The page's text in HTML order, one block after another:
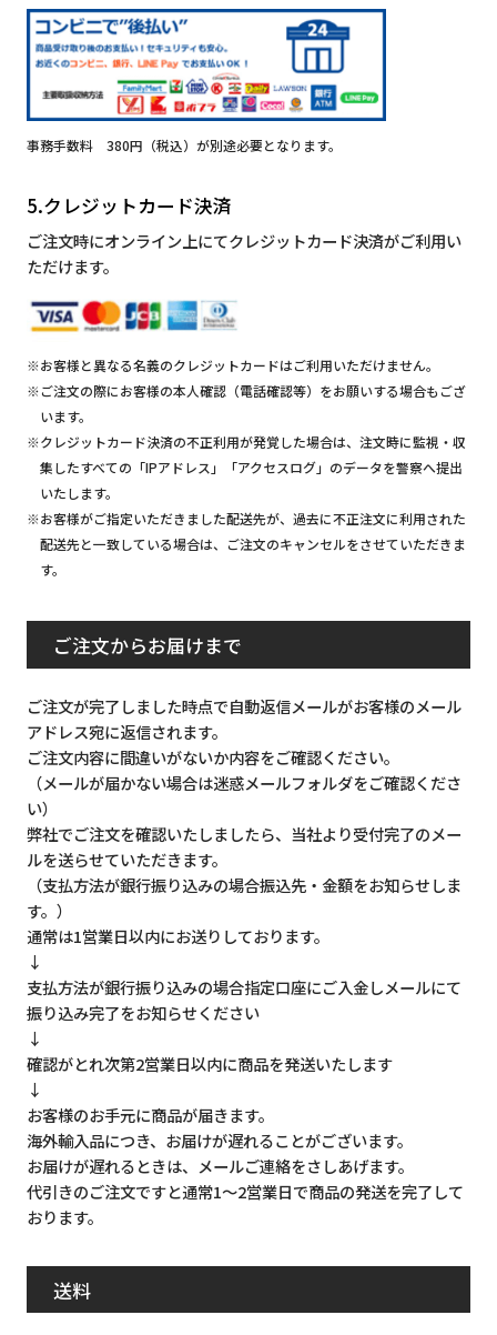
事務手数料 380円（税込）が別途必要となります。
5.クレジットカード決済
ご注文時にオンライン上にてクレジットカード決済がご利用い
ただけます。
※お客様と異なる名義のクレジットカードはご利用いただけません。
※ご注文の際にお客様の本人確認（電話確認等）をお願いする場合もござ
います。
※クレジットカード決済の不正利用が発覚した場合は、注文時に監視・収
集したすべての「IPアドレス」「アクセスログ」のデータを警察へ提出
いたします。
※お客様がご指定いただきました配送先が、過去に不正注文に利用された
配送先と一致している場合は、ご注文のキャンセルをさせていただきま
す。
ご注文からお届けまで
ご注文が完了しました時点で自動返信メールがお客様のメール
アドレス宛に返信されます。
ご注文内容に間違いがないか内容をご確認ください。
（メールが届かない場合は迷惑メールフォルダをご確認くださ
い）
弊社でご注文を確認いたしましたら、当社より受付完了のメー
ルを送らせていただきます。
（支払方法が銀行振り込みの場合振込先・金額をお知らせしま
す。）
通常は1営業日以内にお送りしております。
↓
支払方法が銀行振り込みの場合指定口座にご入金しメールにて
振り込み完了をお知らせください
↓
確認がとれ次第2営業日以内に商品を発送いたします
↓
お客様のお手元に商品が届きます。
海外輸入品につき、お届けが遅れることがございます。
お届けが遅れるときは、メールご連絡をさしあげます。
代引きのご注文ですと通常1～2営業日で商品の発送を完了して
おります。
送料